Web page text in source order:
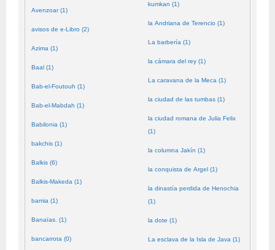
Avenzoar (1)
avisos de e-Libro (2)
Azima (1)
Baal (1)
Bab-el-Foutouh (1)
Bab-el-Mabdah (1)
Babilonia (1)
bakchis (1)
Balkis (6)
Balkis-Makeda (1)
bamia (1)
Banaïas. (1)
bancarrota (0)
kumkan (1)
la Andriana de Terencio (1)
La barbería (1)
la cámara del rey (1)
La caravana de la Meca (1)
la ciudad de las tumbas (1)
la ciudad romana de Julia Felix
(1)
la columna Jakín (1)
la conquista de Argel (1)
la dinastía perdida de Henochia
(1)
la dote (1)
La esclava de la Isla de Java (1)